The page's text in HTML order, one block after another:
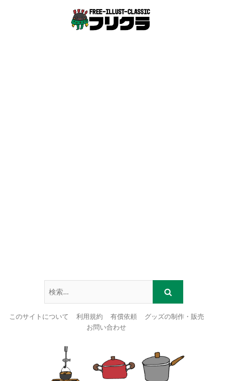
このサイトについて 利用規約 有償依頼
グッズの制作・販売
お問い合わせ
content